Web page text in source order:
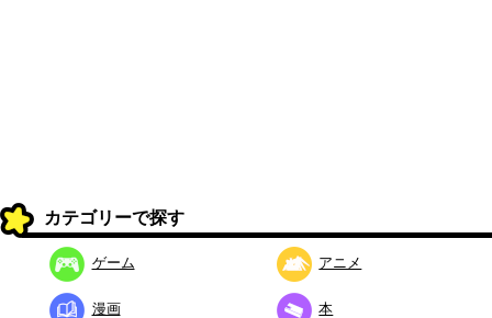
カテゴリーで探す
ゲーム アニメ
漫画 本